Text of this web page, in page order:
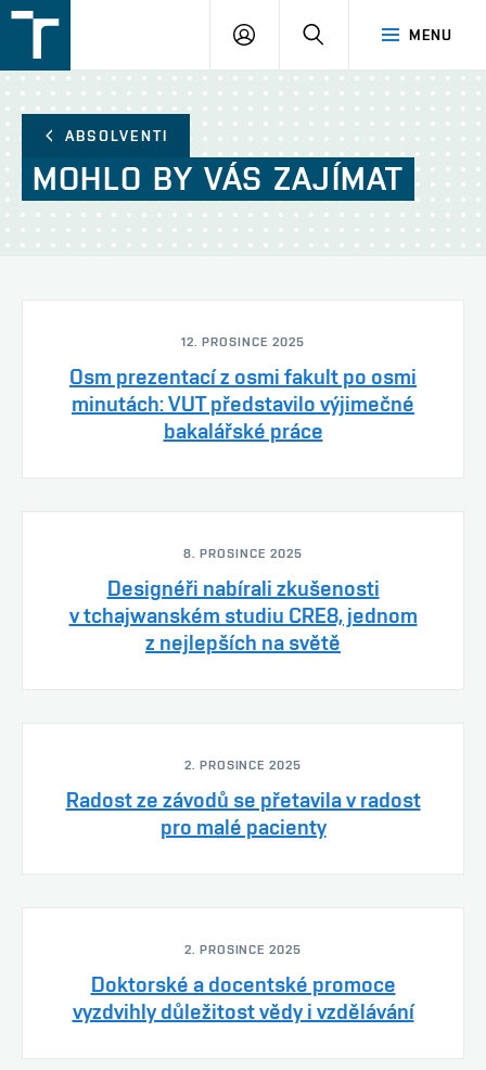
v
Brně
MENU
PŘIHLÁŠENÍ
ABSOLVENTI
MOHLO BY VÁS ZAJÍMAT
12. PROSINCE 2025
Osm prezentací z osmi fakult po osmi
minutách: VUT představilo výjimečné
bakalářské práce
8. PROSINCE 2025
Designéři nabírali zkušenosti
v tchajwanském studiu CRE8, jednom
z nejlepších na světě
2. PROSINCE 2025
Radost ze závodů se přetavila v radost
pro malé pacienty
2. PROSINCE 2025
Doktorské a docentské promoce
vyzdvihly důležitost vědy i vzdělávání